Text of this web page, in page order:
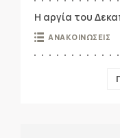
Η αργία του
ΑΝΑΚΟΙΝΩΣΕΙΣ